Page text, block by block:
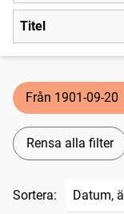
Titel
Från 1901-09-20
Rensa alla filter
Sortera: